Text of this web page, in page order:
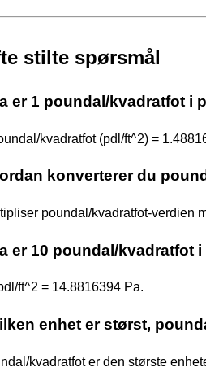
stilte spørsmål
er 1 poundal/kvadratfot i
kvadratfot (pdl/ft^2) =
konverterer du
poundal/kvadratfot-verdien
er 10 poundal/kvadratfot
ft^2 = 14.8816394 Pa.
enhet er størst,
kvadratfot er den største